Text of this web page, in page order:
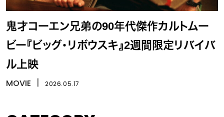
鬼才コーエン兄弟の90年代傑作カルトムー
ビー『ビッグ・リボウスキ』2週間限定リバイバ
ル上映
MOVIE 2026.05.17